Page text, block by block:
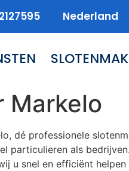
Nederland
Markelo
dé professionele
particulieren als
u snel en efficiënt